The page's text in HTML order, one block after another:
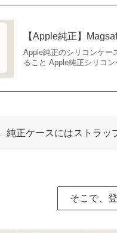
【Apple純正】
Apple純正のシリコンケー
ること Apple純正シリコ
純正ケースにはストラ
そこで、